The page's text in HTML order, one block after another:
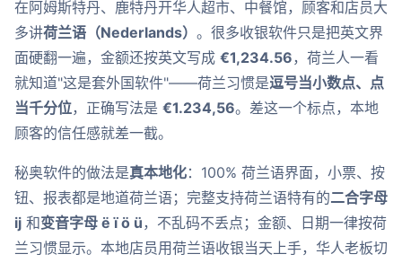
在阿姆斯特丹、鹿特丹开华人超市、中餐馆，顾客和店员大
多讲荷兰语（Nederlands） 。很多收银软件只是把英文界
面硬翻一遍，金额还按英文写成 €1,234.56，荷兰人一看
就知道"这是套外国软件"——荷兰习惯是逗号当小数点、点
当千分位，正确写法是 €1.234,56。差这一个标点，本地
顾客的信任感就差一截。
秘奥软件的做法是真本地化：100% 荷兰语界面，小票、按
钮、报表都是地道荷兰语；完整支持荷兰语特有的二合字母
ij 和变音字母 ë ï ö ü，不乱码不丢点；金额、日期一律按荷
兰习惯显示。本地店员用荷兰语收银当天上手，华人老板切